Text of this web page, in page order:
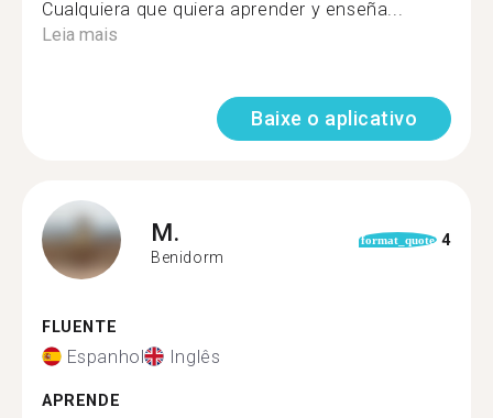
Cualquiera que quiera aprender y enseña...
Leia mais
Baixe o aplicativo
M.
Benidorm
format_quote 4
FLUENTE
Espanhol Inglês
APRENDE